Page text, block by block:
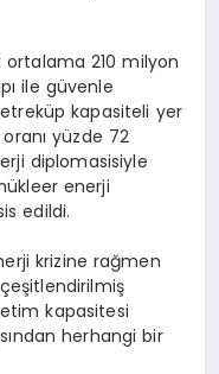
ortalama 210 milyon
ile güvenle
kapasiteli yer
yüzde 72
diplomasisiyle
enerji
edildi.
krizine rağmen
kapasitesi
herhangi bir